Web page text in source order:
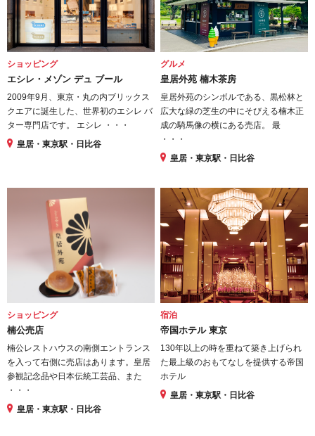
ショッピング
エシレ・メゾン デュ ブール
2009年9月、東京・丸の内ブリックス
クエアに誕生した、世界初のエシレ バ
ター専門店です。 エシレ ・・・
皇居・東京駅・日比谷
グルメ
皇居外苑 楠木茶房
皇居外苑のシンボルである、黒松林と
広大な緑の芝生の中にそびえる楠木正
成の騎馬像の横にある売店。 最
・・・
皇居・東京駅・日比谷
ショッピング
楠公売店
楠公レストハウスの南側エントランス
を入って右側に売店はあります。皇居
参観記念品や日本伝統工芸品、また
・・・
皇居・東京駅・日比谷
宿泊
帝国ホテル 東京
130年以上の時を重ねて築き上げられ
た最上級のおもてなしを提供する帝国
ホテル
皇居・東京駅・日比谷